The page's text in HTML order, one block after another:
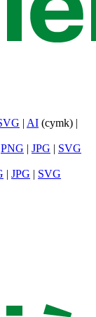
| AI (cymk) |
PNG | JPG | SVG
| JPG | SVG